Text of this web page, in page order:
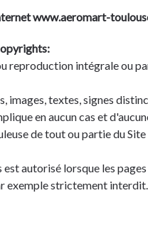
www.aeromart-
reproduction intégrale ou
images, textes, signes
en aucun cas et
de tout ou partie du
est autorisé lorsque les
exemple strictement interdit.